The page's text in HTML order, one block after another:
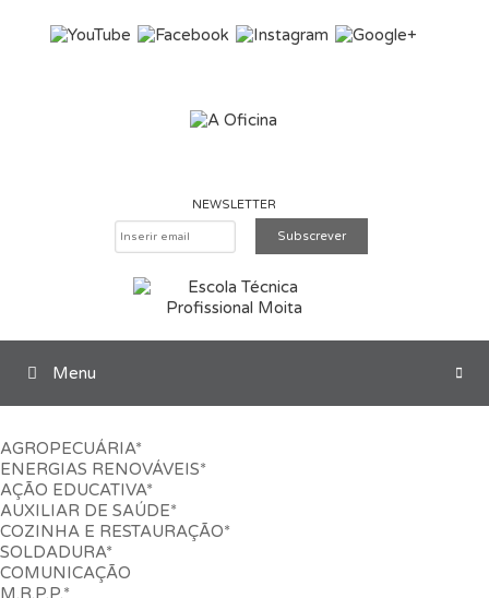
NEWSLETTER
Pesquisar
Menu
AGROPECUÁRIA*
ENERGIAS RENOVÁVEIS*
AÇÃO EDUCATIVA*
AUXILIAR DE SAÚDE*
COZINHA E RESTAURAÇÃO*
SOLDADURA*
COMUNICAÇÃO
M.R.P.P.*